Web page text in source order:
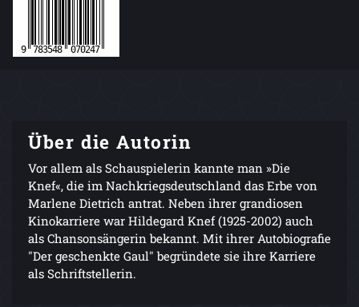
Über die Autorin
Vor allem als Schauspielerin kannte man »Die
Knef«, die im Nachkriegsdeutschland das Erbe von
Marlene Dietrich antrat. Neben ihrer grandiosen
Kinokarriere war Hildegard Knef (1925-2002) auch
als Chansonsängerin bekannt. Mit ihrer Autobiografie
"Der geschenkte Gaul" begründete sie ihre Karriere
als Schriftstellerin.